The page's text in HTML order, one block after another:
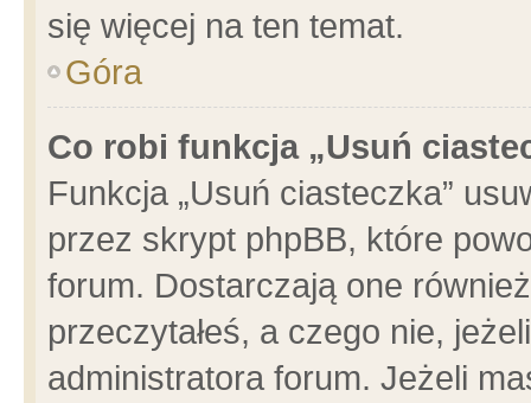
się więcej na ten temat.
Góra
Co robi funkcja „Usuń
Funkcja „Usuń ciasteczka”
przez skrypt phpBB, które
forum. Dostarczają one
przeczytałeś, a czego nie,
administratora forum. Jeżeli